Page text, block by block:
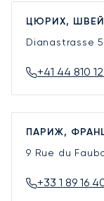
ЦЮРИХ,
Dianastrasse 5
+41 44 810 12
ПАРИЖ,
9 Rue du
+33 1 89 16